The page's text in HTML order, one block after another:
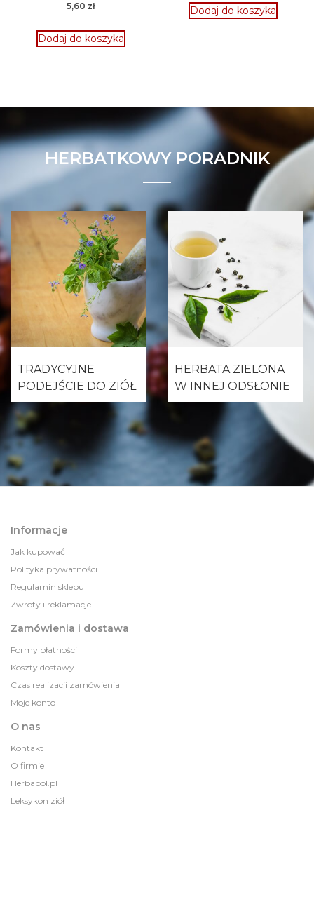
5,60 zł
Dodaj do koszyka
Dodaj do koszyka
HERBATKOWY PORADNIK
TRADYCYJNE
PODEJŚCIE DO ZIÓŁ
HERBATA ZIELONA
W INNEJ ODSŁONIE
Informacje
Jak kupować
Polityka prywatności
Regulamin sklepu
Zwroty i reklamacje
Zamówienia i dostawa
Formy płatności
Koszty dostawy
Czas realizacji zamówienia
Moje konto
O nas
Kontakt
O firmie
Herbapol.pl
Leksykon ziół